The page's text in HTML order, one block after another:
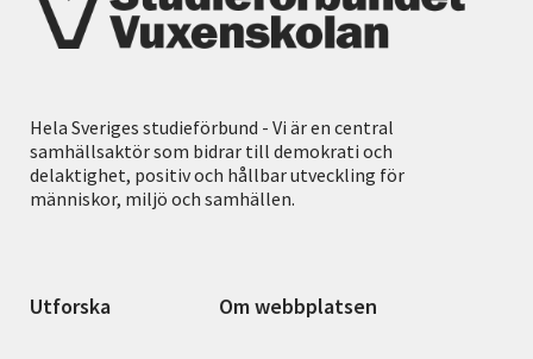
Hela Sveriges studieförbund - Vi är en central
samhällsaktör som bidrar till demokrati och
delaktighet, positiv och hållbar utveckling för
människor, miljö och samhällen.
Utforska Om webbplatsen